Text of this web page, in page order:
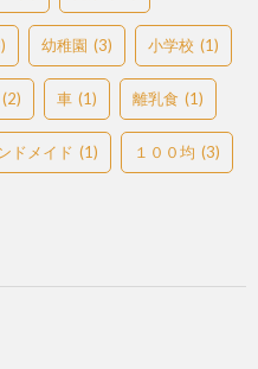
幼稚園 (3) 小学校 (1)
(2) 車 (1) 離乳食 (1)
ドメイド (1) １００均 (3)